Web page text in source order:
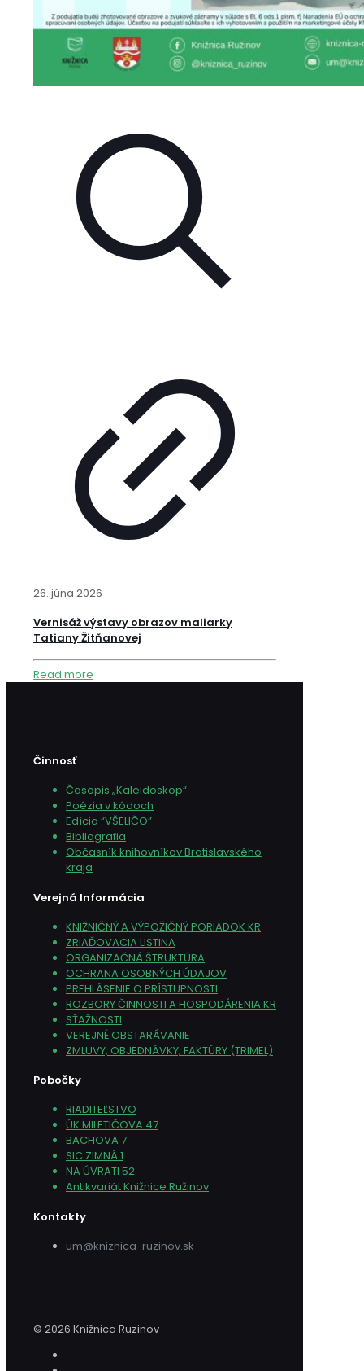
26. júna 2026
Vernisáž výstavy obrazov maliarky
Tatiany Žitňanovej
Read more
Činnosť
Časopis „Kaleidoskop“
Poézia v kódoch
Edícia “VŠELIČO”
Bibliografia
Občasník knihovníkov Bratislavského
kraja
Verejná Informácia
KNIŽNIČNÝ A VÝPOŽIČNÝ PORIADOK KR
ZRIAĎOVACIA LISTINA
ORGANIZAČNÁ ŠTRUKTÚRA
OCHRANA OSOBNÝCH ÚDAJOV
PREHLÁSENIE O PRÍSTUPNOSTI
ROZBORY ČINNOSTI A HOSPODÁRENIA KR
SŤAŽNOSTI
VEREJNÉ OBSTARÁVANIE
ZMLUVY, OBJEDNÁVKY, FAKTÚRY (TRIMEL)
Pobočky
RIADITEĽSTVO
ÚK MILETIČOVA 47
BACHOVA 7
SIC ZIMNÁ 1
NA ÚVRATI 52
Antikvariát Knižnice Ružinov
Kontakty
um@kniznica-ruzinov.sk
© 2026 Knižnica Ruzinov